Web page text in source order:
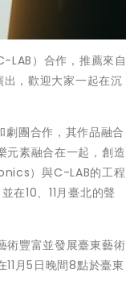
LAB）合作，推薦來自
，歡迎大家一起在沉
團合作，其作品融合
元素融合在一起，創造
）與C-LAB的工程
10、11月臺北的聲
術豐富並發展臺東藝術
月5日晚間8點於臺東